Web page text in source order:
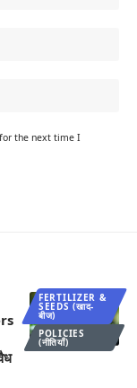
the next time I
FERTILIZER &
SEEDS (खाद-
बीज)
POLICIES
(नीतियाँ)